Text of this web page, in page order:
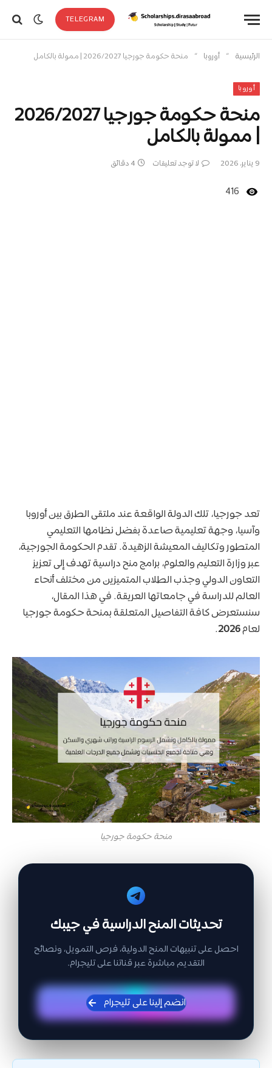
TELEGRAM
الرئيسية » أوروبا » منحة حكومة جورجيا 2026/2027 | ممولة بالكامل
أوروبا
منحة حكومة جورجيا 2026/2027
| ممولة بالكامل
9 يناير، 2026 لا توجد تعليقات 4 دقائق
416
تعد جورجيا، تلك الدولة الواقعة عند ملتقى الطرق بين أوروبا
وآسيا، وجهة تعليمية صاعدة بفضل نظامها التعليمي
المتطور وتكاليف المعيشة الزهيدة. تقدم الحكومة الجورجية،
عبر وزارة التعليم والعلوم، برامج منح دراسية تهدف إلى تعزيز
التعاون الدولي وجذب الطلاب المتميزين من مختلف أنحاء
العالم للدراسة في جامعاتها العريقة. في هذا المقال،
سنستعرض كافة التفاصيل المتعلقة بمنحة حكومة جورجيا
لعام2026
.
منحة حكومة جورجيا
تحديثات المنح الدراسية في جيبك
احصل على تنبيهات المنح الدولية، فرص التمويل، ونصائح
التقديم مباشرة عبر قناتنا على تليجرام.
انضم إلينا على تليجرام